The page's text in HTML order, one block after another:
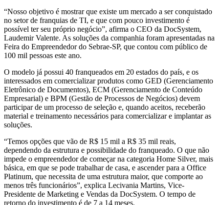
“Nosso objetivo é mostrar que existe um mercado a ser conquistado
no setor de franquias de TI, e que com pouco investimento é
possível ter seu próprio negócio”, afirma o CEO da DocSystem,
Laudemir Valente. As soluções da companhia foram apresentadas na
Feira do Empreendedor do Sebrae-SP, que contou com público de
100 mil pessoas este ano.
O modelo já possui 40 franqueados em 20 estados do país, e os
interessados em comercializar produtos como GED (Gerenciamento
Eletrônico de Documentos), ECM (Gerenciamento de Conteúdo
Empresarial) e BPM (Gestão de Processos de Negócios) devem
participar de um processo de seleção e, quando aceitos, receberão
material e treinamento necessários para comercializar e implantar as
soluções.
“Temos opções que vão de R$ 15 mil a R$ 35 mil reais,
dependendo da estrutura e possibilidade do franqueado. O que não
impede o empreendedor de começar na categoria Home Silver, mais
básica, em que se pode trabalhar de casa, e ascender para a Office
Platinum, que necessita de uma estrutura maior, que comporte ao
menos três funcionários”, explica Lecivania Martins, Vice-
Presidente de Marketing e Vendas da DocSystem. O tempo de
retorno do investimento é de 7 a 14 meses.